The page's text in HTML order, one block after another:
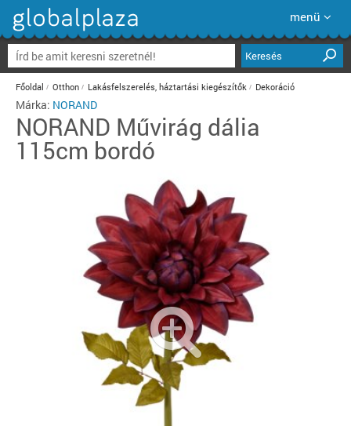
menü
Keresés
Főoldal Otthon Lakásfelszerelés, háztartási kiegészítők Dekoráció
Márka: NORAND
NORAND Művirág dália
115cm bordó